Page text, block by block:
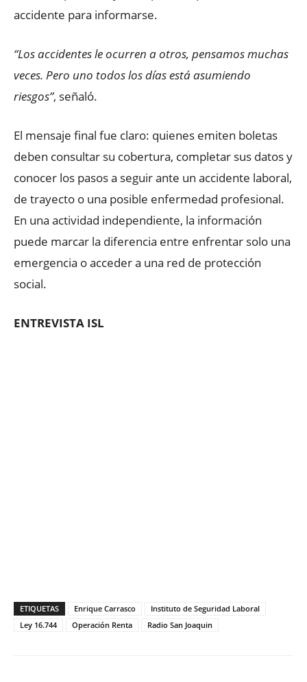
accidente para informarse.
“Los accidentes le ocurren a otros, pensamos muchas
veces. Pero uno todos los días está asumiendo
riesgos”, señaló.
El mensaje final fue claro: quienes emiten boletas
deben consultar su cobertura, completar sus datos y
conocer los pasos a seguir ante un accidente laboral,
de trayecto o una posible enfermedad profesional.
En una actividad independiente, la información
puede marcar la diferencia entre enfrentar solo una
emergencia o acceder a una red de protección
social.
ENTREVISTA ISL
ETIQUETAS Enrique Carrasco
Instituto de Seguridad Laboral
Ley 16.744
Operación Renta Radio San Joaquin